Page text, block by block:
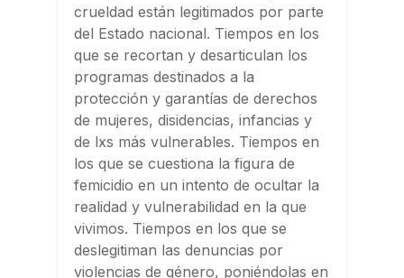
crueldad están legitimados por parte
del Estado nacional. Tiempos en los
que se recortan y desarticulan los
programas destinados a la
protección y garantías de derechos
de mujeres, disidencias, infancias y
de lxs más vulnerables. Tiempos en
los que se cuestiona la figura de
femicidio en un intento de ocultar la
realidad y vulnerabilidad en la que
vivimos. Tiempos en los que se
deslegitiman las denuncias por
violencias de género, poniéndolas en